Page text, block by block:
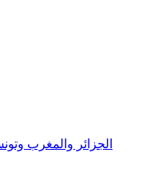
/ الجزائر والمغرب